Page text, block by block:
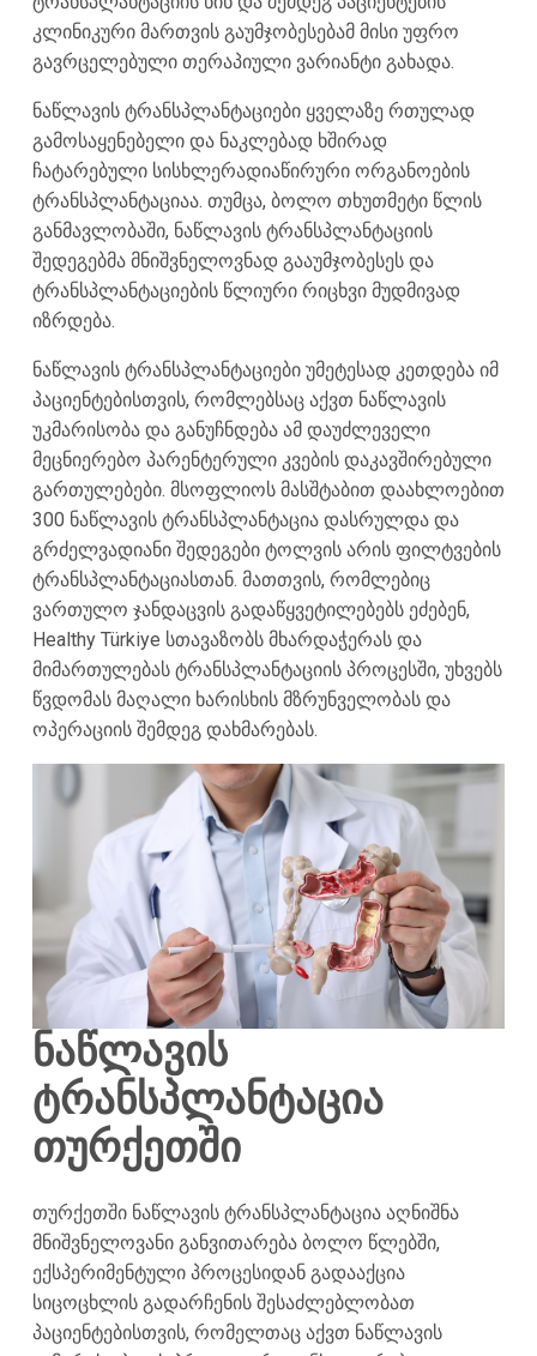
კლინიკური მართვის გაუმჯობესებამ მისი უფრო
გავრცელებული თერაპიული ვარიანტი გახადა.
ნაწლავის ტრანსპლანტაციები ყველაზე რთულად
გამოსაყენებელი და ნაკლებად ხშირად
ჩატარებული სისხლერადიაწირური ორგანოების
ტრანსპლანტაციაა. თუმცა, ბოლო თხუთმეტი წლის
განმავლობაში, ნაწლავის ტრანსპლანტაციის
შედეგებმა მნიშვნელოვნად გააუმჯობესეს და
ტრანსპლანტაციების წლიური რიცხვი მუდმივად
იზრდება.
ნაწლავის ტრანსპლანტაციები უმეტესად კეთდება იმ
პაციენტებისთვის, რომლებსაც აქვთ ნაწლავის
უკმარისობა და განუჩნდება ამ დაუძლეველი
მეცნიერებო პარენტერული კვების დაკავშირებული
გართულებები. მსოფლიოს მასშტაბით დაახლოებით
300 ნაწლავის ტრანსპლანტაცია დასრულდა და
გრძელვადიანი შედეგები ტოლვის არის ფილტვების
ტრანსპლანტაციასთან. მათთვის, რომლებიც
ვართულო ჯანდაცვის გადაწყვეტილებებს ეძებენ,
Healthy Türkiye სთავაზობს მხარდაჭერას და
მიმართულებას ტრანსპლანტაციის პროცესში, უხვებს
წვდომას მაღალი ხარისხის მზრუნველობას და
ოპერაციის შემდეგ დახმარებას.
ნაწლავის
ტრანსპლანტაცია
თურქეთში
თურქეთში ნაწლავის ტრანსპლანტაცია აღნიშნა
მნიშვნელოვანი განვითარება ბოლო წლებში,
ექსპერიმენტული პროცესიდან გადააქცია
სიცოცხლის გადარჩენის შესაძლებლობათ
პაციენტებისთვის, რომელთაც აქვთ ნაწლავის